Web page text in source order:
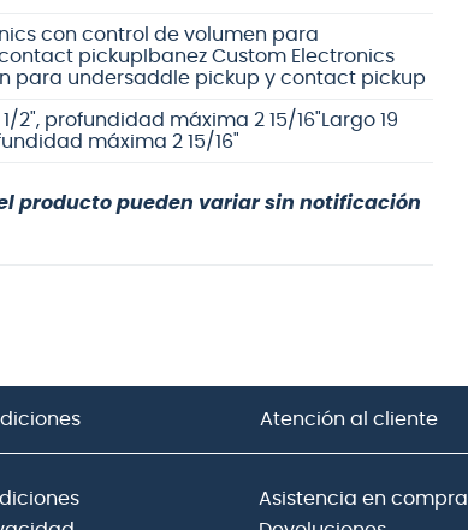
con control de volumen para
pickup Ibanez Custom Electronics
para undersaddle pickup y contact pickup
1/2", profundidad máxima 2 15/16" Largo 19
máxima 2 15/16"
producto pueden variar sin notificación
Atención al cliente
Asistencia en compra